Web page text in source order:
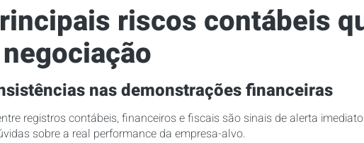
riscos contábeis
nas demonstrações financeiras
registros contábeis, financeiros e fiscais são sinais de alerta
sobre a real performance da empresa-alvo.